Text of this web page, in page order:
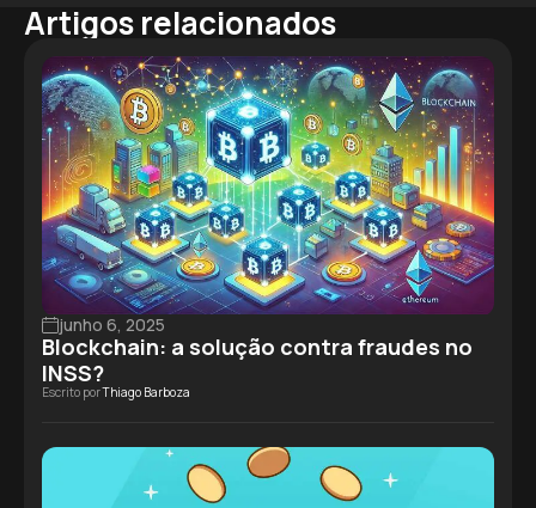
Artigos relacionados
junho 6, 2025
Blockchain: a solução contra fraudes no
INSS?
Escrito porThiago Barboza